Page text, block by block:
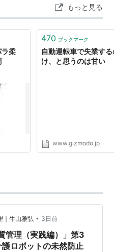
御(ACC)や電子 安定制御
ル権限を自動操縦に任すこ
自動化システムは、主操
グ又はブレーキ/アクセル
時ではない)の操作で運転
機能別自動化の例は、ク
動ブレーキ、レーンキー
Automation)
が自動化されており、こ
自動車に任 せることが可
ングと安全操作の責任は
される。レベル1との大
自動運転モードが起動す
転から開放される点にあ
整理しました。介護ロボ
え方…
もっと見る
柔
470 ブックマーク
自動運転車で失業す
け、と思うのは甘い
www.gizmodo.jp
｜牛山雅弘 • 3日前
管理（実践編）」第3
ロボットの未然防止